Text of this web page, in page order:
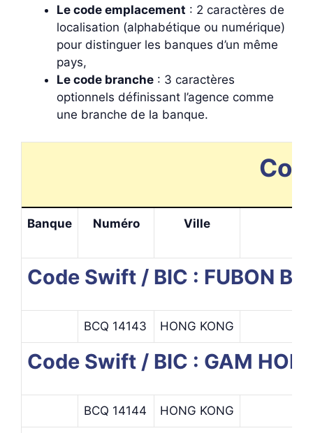
Le code emplacement : 2 caractères de
localisation (alphabétique ou numérique)
pour distinguer les banques d’un même
pays,
Le code branche : 3 caractères
optionnels définissant l’agence comme
une branche de la banque.
Banque Numéro Ville
Code Swift / BIC : FUBON
BCQ 14143 HONG KONG
Code Swift / BIC : GAM
BCQ 14144 HONG KONG